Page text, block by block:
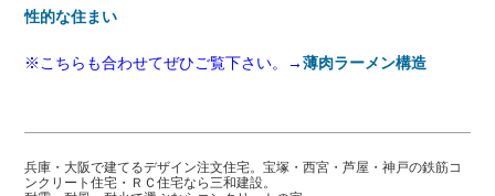
性的な住まい
※こちらも合わせてぜひご覧下さい。→薄肉ラーメン構造
兵庫・大阪で建てるデザイン注文住宅。宝塚・西宮・芦屋・神戸の鉄筋コ
ンクリート住宅・ＲＣ住宅なら三和建設。